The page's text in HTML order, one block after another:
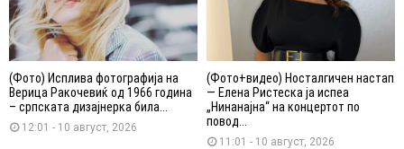
(Фото) Исплива фотографија на
Верица Ракочевиќ од 1966 година
– српската дизајнерка била...
12:01 - 10 август, 2026
(Фото+видео) Носталгичен настап
— Елена Ристеска ја испеа
„Нинанајна“ на концертот по
повод...
11:01 - 10 август, 2026